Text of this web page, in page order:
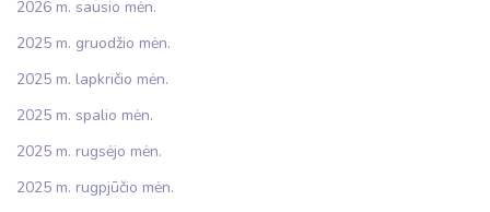
2026 m. sausio mėn.
2025 m. gruodžio mėn.
2025 m. lapkričio mėn.
2025 m. spalio mėn.
2025 m. rugsėjo mėn.
2025 m. rugpjūčio mėn.